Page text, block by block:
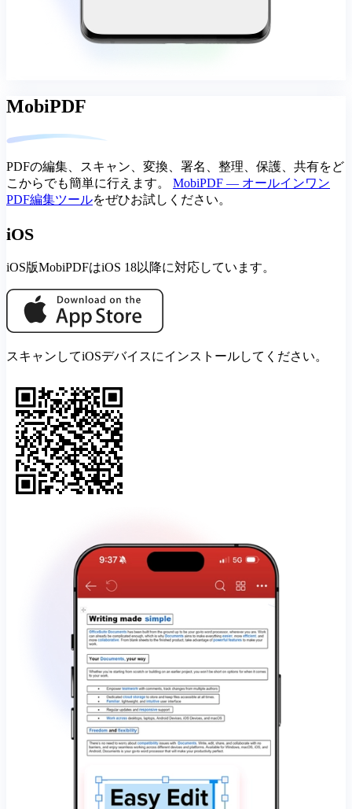
MobiPDF
PDFの編集、スキャン、変換、署名、整理、保護、共有をど
こからでも簡単に行えます。 MobiPDF — オールインワン
PDF編集ツールをぜひお試しください。
iOS
iOS版MobiPDFはiOS 18以降に対応しています。
スキャンしてiOSデバイスにインストールしてください。